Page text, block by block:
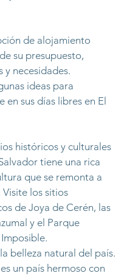
de alojamiento
su presupuesto,
y necesidades.
ideas para
en sus días libres en El
históricos y culturales
tiene una rica
que se remonta a
Visite los sitios
de Joya de Cerén, las
y el Parque
belleza natural del país.
un país hermoso con